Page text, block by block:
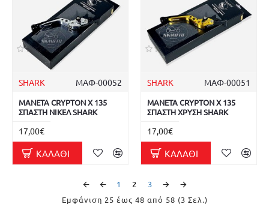
SHARK ΜΑΦ-00052
ΜΑΝΕΤΑ CRYPTON X 135
ΣΠΑΣΤΗ ΝΙΚΕΛ SHARK
17,00€
ΚΑΛΆΘΙ
SHARK ΜΑΦ-00051
ΜΑΝΕΤΑ CRYPTON X 135
ΣΠΑΣΤΗ ΧΡΥΣΗ SHARK
17,00€
ΚΑΛΆΘΙ
1 2
3
Εμφάνιση 25 έως 48 από 58 (3 Σελ.)